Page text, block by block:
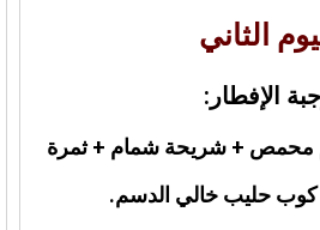
الثاني
الإفطار:
+ شريحة شمام + ثمرة
كوب حليب خالي الدسم.